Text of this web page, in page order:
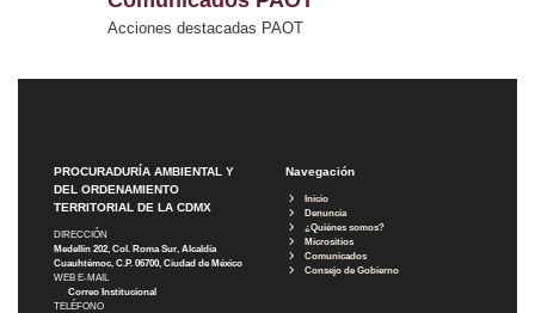
Acciones destacadas PAOT
PROCURADURÍA AMBIENTAL Y
DEL ORDENAMIENTO
TERRITORIAL DE LA CDMX
DIRECCIÓN
Medellín 202, Col. Roma Sur, Alcaldía
Cuauhtémoc, C.P. 06700, Ciudad de México
WEB E-MAIL
Correo Institucional
TELÉFONO
Navegación
Inicio
Denuncia
¿Quiénes somos?
Micrositios
Comunicados
Consejo de Gobierno